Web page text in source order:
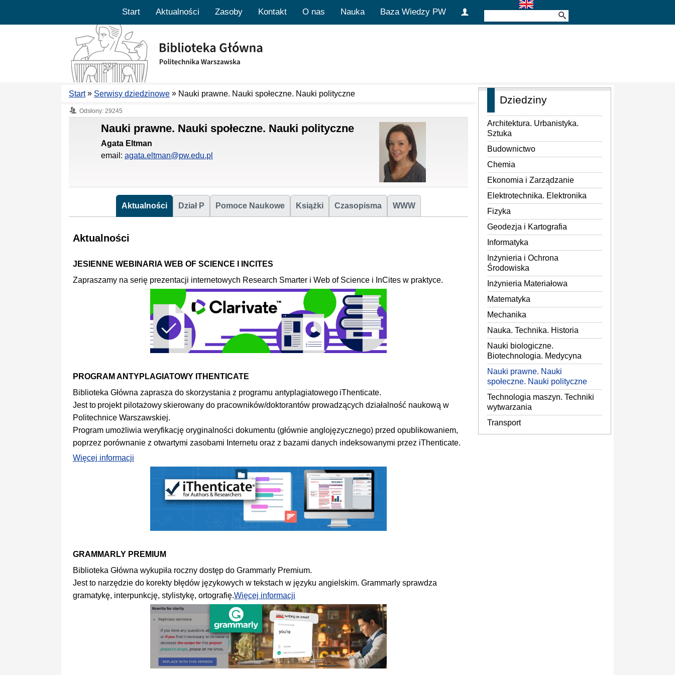
Start Aktualności Zasoby Kontakt O nas Nauka Baza Wiedzy PW
Start» Serwisy dziedzinowe » Nauki prawne. Nauki społeczne. Nauki polityczne
Odsłony: 29245
Nauki prawne. Nauki społeczne. Nauki polityczne
Agata Eltman
email: agata.eltman@pw.edu.pl
Aktualności Dział P Pomoce Naukowe Książki Czasopisma WWW
Aktualności
JESIENNE WEBINARIA WEB OF SCIENCE I INCITES
Zapraszamy na serię prezentacji internetowych Research Smarter i Web of Science i InCites w praktyce.
PROGRAM ANTYPLAGIATOWY ITHENTICATE
Biblioteka Główna zaprasza do skorzystania z programu antyplagiatowego iThenticate.
Jest to projekt pilotażowy skierowany do pracowników/doktorantów prowadzących działalność naukową w
Politechnice Warszawskiej.
Program umożliwia weryfikację oryginalności dokumentu (głównie anglojęzycznego) przed opublikowaniem,
poprzez porównanie z otwartymi zasobami Internetu oraz z bazami danych indeksowanymi przez iThenticate.
Więcej informacji
GRAMMARLY PREMIUM
Biblioteka Główna wykupiła roczny dostęp do Grammarly Premium.
Jest to narzędzie do korekty błędów językowych w tekstach w języku angielskim. Grammarly sprawdza
gramatykę, interpunkcję, stylistykę, ortografię.Więcej informacji
Dziedziny
Architektura. Urbanistyka.
Sztuka
Budownictwo
Chemia
Ekonomia i Zarządzanie
Elektrotechnika. Elektronika
Fizyka
Geodezja i Kartografia
Informatyka
Inżynieria i Ochrona
Środowiska
Inżynieria Materiałowa
Matematyka
Mechanika
Nauka. Technika. Historia
Nauki biologiczne.
Biotechnologia. Medycyna
Nauki prawne. Nauki
społeczne. Nauki polityczne
Technologia maszyn. Techniki
wytwarzania
Transport